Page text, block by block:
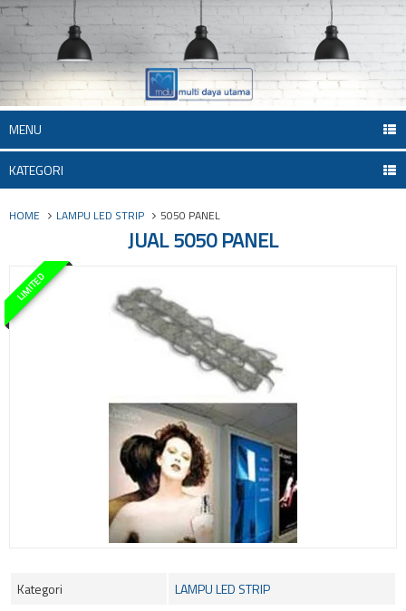
MENU
KATEGORI
HOME LAMPU LED STRIP 5050 PANEL
JUAL 5050 PANEL
LIMITED
Kategori
LAMPU LED STRIP